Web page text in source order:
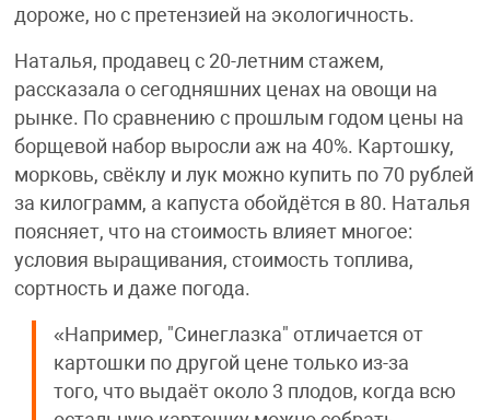
дороже, но с претензией на экологичность.
Наталья, продавец с 20-летним стажем,
рассказала о сегодняшних ценах на овощи на
рынке. По сравнению с прошлым годом цены на
борщевой набор выросли аж на 40%. Картошку,
морковь, свёклу и лук можно купить по 70 рублей
за килограмм, а капуста обойдётся в 80. Наталья
поясняет, что на стоимость влияет многое:
условия выращивания, стоимость топлива,
сортность и даже погода.
«Например, "Синеглазка" отличается от
картошки по другой цене только из-за
того, что выдаёт около 3 плодов, когда всю